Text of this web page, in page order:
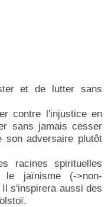
et de lutter sans
contre l'injustice en
sans jamais cesser
son adversaire plutôt
racines spirituelles
le jaïnisme (->non-
s'inspirera aussi des